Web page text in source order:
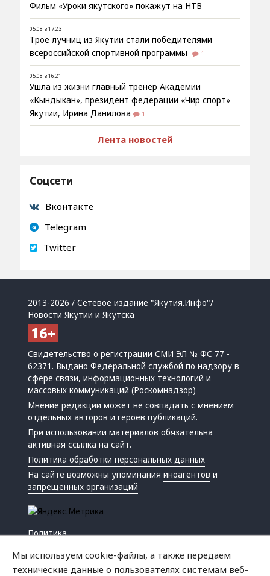
Фильм «Уроки якутского» покажут на НТВ
05.08 в 17:23
Трое лучниц из Якутии стали победителями
всероссийской спортивной программы
1
05.08 в 16:21
Ушла из жизни главный тренер Академии
«Кындыкан», президент федерации «Чир спорт»
Якутии, Ирина Данилова
1
Лента новостей
Соцсети
Вконтакте
Telegram
Twitter
2013-2026 / Сетевое издание "Якутия.Инфо"/
Новости Якутии и Якутска
Свидетельство о регистрации СМИ ЭЛ № ФС 77 -
62371. Выдано Федеральной службой по надзору в
сфере связи, информационных технологий и
массовых коммуникаций (Роскомнадзор)
Мнение редакции может не совпадать с мнением
отдельных авторов и героев публикаций.
При использовании материалов обязательна
активная ссылка на сайт.
Политика обработки персональных данных
На сайте возможны упоминанияиноагентов и
запрещенных организаций
Политика
Мы используем cookie-файлы, а также передаем
технические данные о пользователях системам веб-